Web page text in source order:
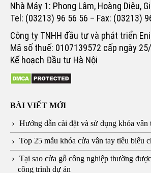
Nhà Máy 1: Phong Lâm, Hoàng Diệu,
Tel: (03213) 96 56 56 – Fax: (03213)
Công ty TNHH đầu tư và phát triển
Mã số thuế: 0107139572 cấp ngày
Kế hoạch Đầu tư Hà Nội
BÀI VIẾT MỚI
Hướng dẫn cài đặt và sử dụng khóa
Top 25 mẫu khóa cửa vân tay tiêu biểu
Tại sao cửa gỗ công nghiệp thường
công trình dự án